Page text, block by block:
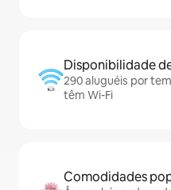
Disponibilidade
290 aluguéis por
têm Wi-Fi
Comodidades